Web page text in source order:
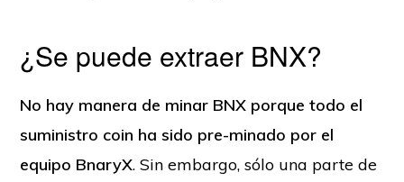
¿Se puede extraer BNX?
No hay manera de minar BNX porque todo el
suministro coin ha sido pre-minado por el
equipo BnaryX. Sin embargo, sólo una parte de